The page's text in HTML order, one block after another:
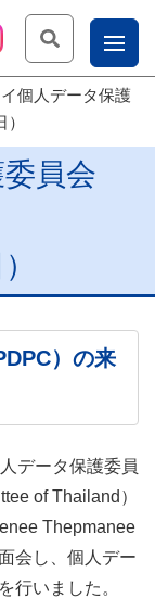
じょ
ー部
イ個人データ保護
員会
）の来
データ保護委員
of Thailand ）
Thepmanee
会し、個人デー
行いました。